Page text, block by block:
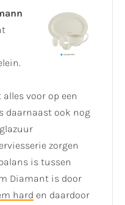
voor op een
daarnaast ook nog
zorgen
is tussen
Diamant is door
hard en daardoor